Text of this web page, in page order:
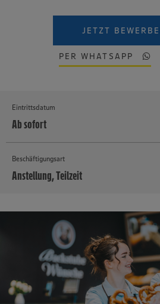
JETZT
PER WHATSAPP
Eintrittsdatum
Ab sofort
Beschäftigungsart
Anstellung, Teilzeit